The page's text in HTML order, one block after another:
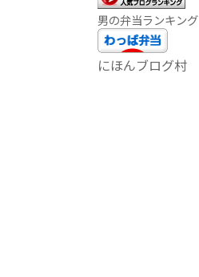
o
k
男の弁当ランキング
にほんブログ村